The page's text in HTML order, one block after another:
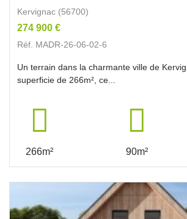
Kervignac (56700)
274 900 €
Réf. MADR-26-06-02-6
Un terrain dans la charmante ville de
superficie de 266m², ce...
266m² 90m²